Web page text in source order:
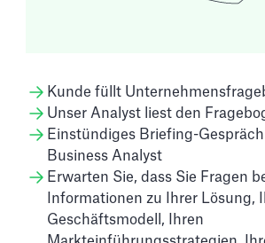
Kunde füllt
Unser Analyst liest den
Einstündiges Briefing-
Business Analyst
Erwarten Sie, dass Sie Fragen
Informationen zu Ihrer Lösung,
Geschäftsmodell, Ihren